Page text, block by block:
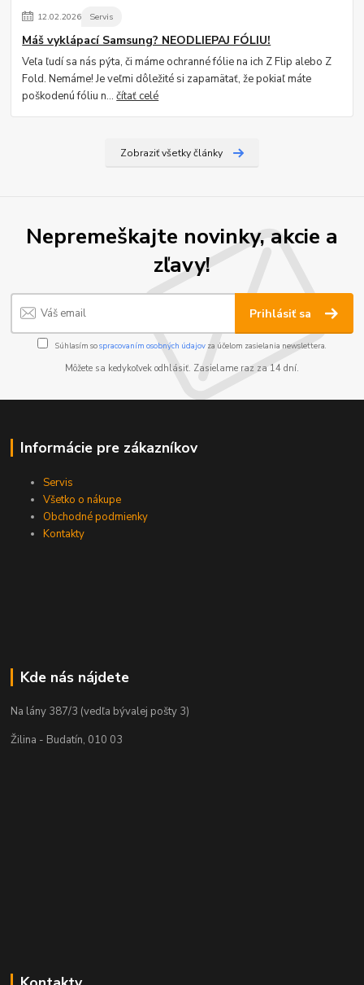
12.02.2026 Servis
Máš vyklápací Samsung? NEODLIEPAJ FÓLIU!
Veľa ľudí sa nás pýta, či máme ochranné fólie na ich Z Flip alebo Z
Fold. Nemáme! Je veľmi dôležité si zapamätať, že pokiaľ máte
poškodenú fóliu n...čítať celé
Zobraziť všetky články
Nepremeškajte novinky, akcie a
zľavy!
Prihlásiť sa
Súhlasím sospracovaním osobných údajov za účelom zasielania newslettera.
Môžete sa kedykoľvek odhlásiť. Zasielame raz za 14 dní.
Informácie pre zákazníkov
Servis
Všetko o nákupe
Obchodné podmienky
Kontakty
Kde nás nájdete
Na lány 387/3 (vedľa bývalej pošty 3)
Žilina - Budatín, 010 03